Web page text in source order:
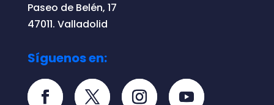
Paseo de Belén, 17
47011. Valladolid
Síguenos en: